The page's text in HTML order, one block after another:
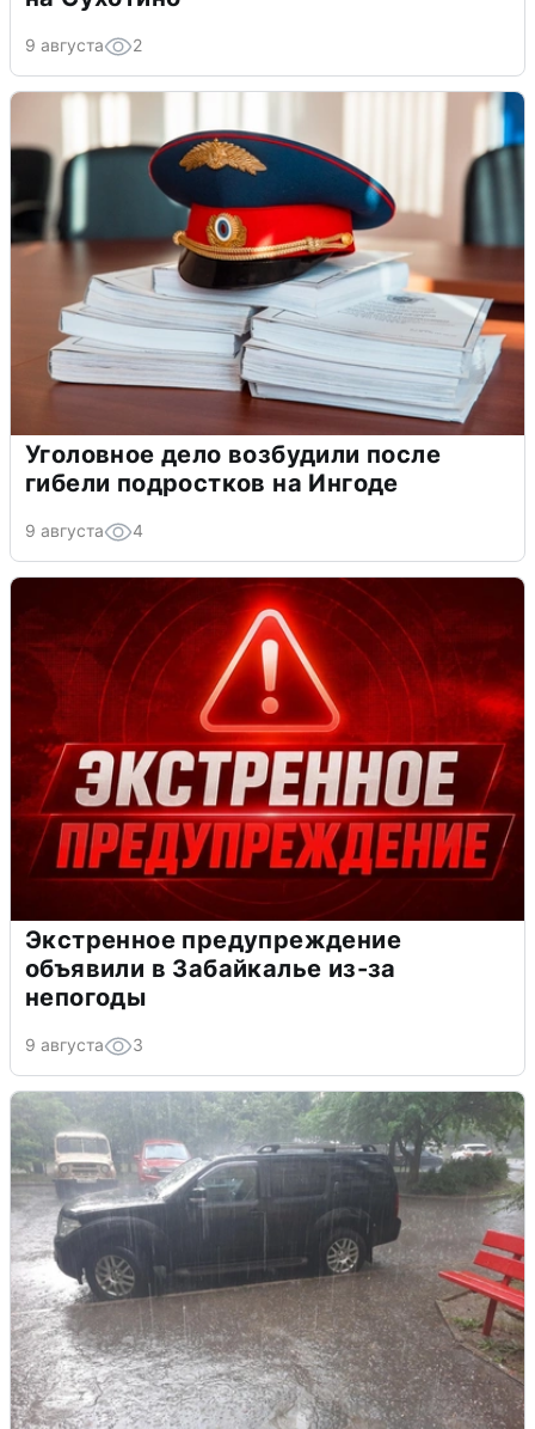
9 августа 2
Уголовное дело возбудили после
гибели подростков на Ингоде
9 августа 4
Экстренное предупреждение
объявили в Забайкалье из-за
непогоды
9 августа 3